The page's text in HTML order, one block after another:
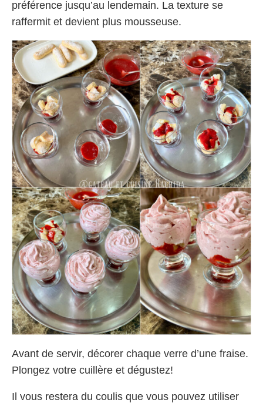
préférence jusqu’au lendemain. La texture se
raffermit et devient plus mousseuse.
Avant de servir, décorer chaque verre d’une fraise.
Plongez votre cuillère et dégustez!
Il vous restera du coulis que vous pouvez utiliser